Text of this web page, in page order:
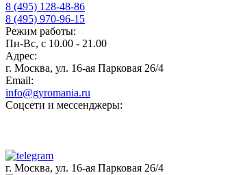
8 (495) 128-48-86
8 (495) 970-96-15
Режим работы:
Пн-Вс, с 10.00 - 21.00
Адрес:
г. Москва, ул. 16-ая Парковая 26/4
Email:
info@gyromania.ru
Соцсети и мессенджеры:
г. Москва, ул. 16-ая Парковая 26/4